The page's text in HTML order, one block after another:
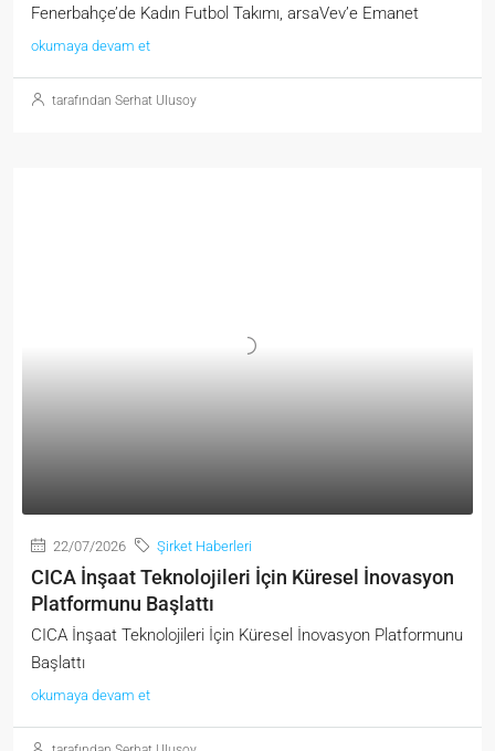
Fenerbahçe’de Kadın Futbol Takımı, arsaVev’e Emanet
okumaya devam et
tarafından Serhat Ulusoy
22/07/2026 Şirket Haberleri
CICA İnşaat Teknolojileri İçin Küresel İnovasyon
Platformunu Başlattı
CICA İnşaat Teknolojileri İçin Küresel İnovasyon Platformunu
Başlattı
okumaya devam et